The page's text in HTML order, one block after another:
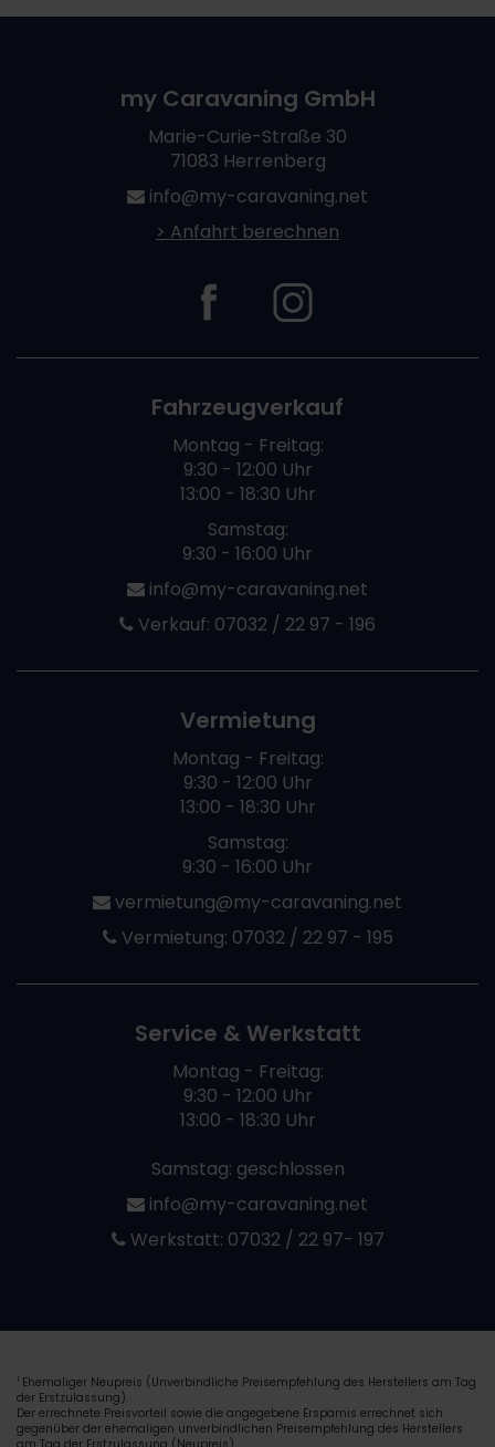
my Caravaning GmbH
Marie-Curie-Straße 30
71083 Herrenberg
info@my-caravaning.net
> Anfahrt berechnen
Fahrzeugverkauf
Montag - Freitag:
9:30 - 12:00 Uhr
13:00 - 18:30 Uhr
Samstag:
9:30 - 16:00 Uhr
info@my-caravaning.net
Verkauf: 07032 / 22 97 - 196
Vermietung
Montag - Freitag:
9:30 - 12:00 Uhr
13:00 - 18:30 Uhr
Samstag:
9:30 - 16:00 Uhr
vermietung@my-caravaning.net
Vermietung: 07032 / 22 97 - 195
Service & Werkstatt
Montag - Freitag:
9:30 - 12:00 Uhr
13:00 - 18:30 Uhr
Samstag: geschlossen
info@my-caravaning.net
Werkstatt: 07032 / 22 97- 197
1 Ehemaliger Neupreis (Unverbindliche Preisempfehlung des Herstellers am Tag
der Erstzulassung).
Der errechnete Preisvorteil sowie die angegebene Ersparnis errechnet sich
gegenüber der ehemaligen unverbindlichen Preisempfehlung des Herstellers